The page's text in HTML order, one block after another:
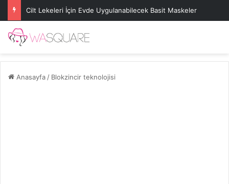
Cilt Lekeleri İçin Evde Uygulanabilecek Basit Maskeler
Anasayfa/ Blokzincir teknolojisi